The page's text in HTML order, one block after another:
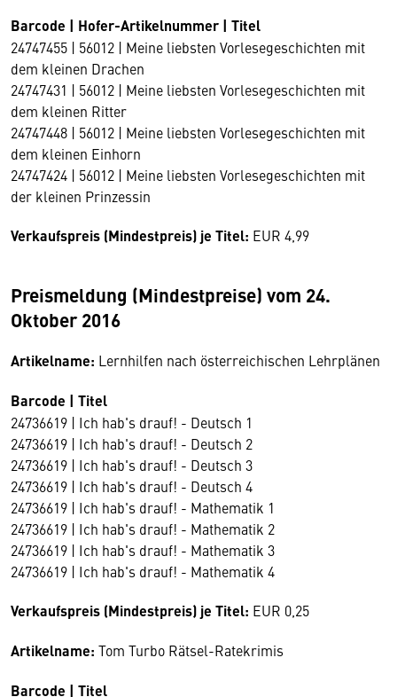
Barcode | Hofer-Artikelnummer | Titel
24747455 | 56012 | Meine liebsten Vorlesegeschichten mit
dem kleinen Drachen
24747431 | 56012 | Meine liebsten Vorlesegeschichten mit
dem kleinen Ritter
24747448 | 56012 | Meine liebsten Vorlesegeschichten mit
dem kleinen Einhorn
24747424 | 56012 | Meine liebsten Vorlesegeschichten mit
der kleinen Prinzessin
Verkaufspreis (Mindestpreis) je Titel: EUR 4,99
Preismeldung (Mindestpreise) vom 24.
Oktober 2016
Artikelname: Lernhilfen nach österreichischen Lehrplänen
Barcode | Titel
24736619 | Ich hab's drauf! - Deutsch 1
24736619 | Ich hab's drauf! - Deutsch 2
24736619 | Ich hab's drauf! - Deutsch 3
24736619 | Ich hab's drauf! - Deutsch 4
24736619 | Ich hab's drauf! - Mathematik 1
24736619 | Ich hab's drauf! - Mathematik 2
24736619 | Ich hab's drauf! - Mathematik 3
24736619 | Ich hab's drauf! - Mathematik 4
Verkaufspreis (Mindestpreis) je Titel: EUR 0,25
Artikelname: Tom Turbo Rätsel-Ratekrimis
Barcode | Titel